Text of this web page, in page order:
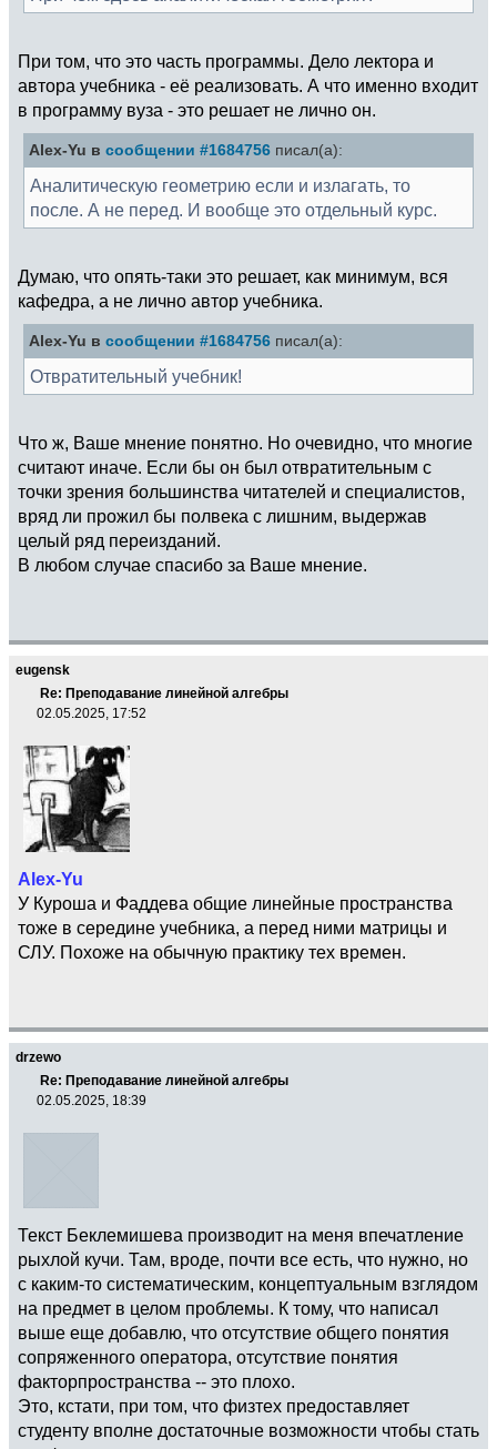
При том, что это часть программы. Дело лектора и
автора учебника - её реализовать. А что именно входит
в программу вуза - это решает не лично он.
Alex-Yu в сообщении #1684756 писал(а):
Аналитическую геометрию если и излагать, то
после. А не перед. И вообще это отдельный курс.
Думаю, что опять-таки это решает, как минимум, вся
кафедра, а не лично автор учебника.
Alex-Yu в сообщении #1684756 писал(а):
Отвратительный учебник!
Что ж, Ваше мнение понятно. Но очевидно, что многие
считают иначе. Если бы он был отвратительным с
точки зрения большинства читателей и специалистов,
вряд ли прожил бы полвека с лишним, выдержав
целый ряд переизданий.
В любом случае спасибо за Ваше мнение.
eugensk
Re: Преподавание линейной алгебры
02.05.2025, 17:52
Alex-Yu
У Куроша и Фаддева общие линейные пространства
тоже в середине учебника, а перед ними матрицы и
СЛУ. Похоже на обычную практику тех времен.
drzewo
Re: Преподавание линейной алгебры
02.05.2025, 18:39
Текст Беклемишева производит на меня впечатление
рыхлой кучи. Там, вроде, почти все есть, что нужно, но
с каким-то систематическим, концептуальным взглядом
на предмет в целом проблемы. К тому, что написал
выше еще добавлю, что отсутствие общего понятия
сопряженного оператора, отсутствие понятия
факторпространства -- это плохо.
Это, кстати, при том, что физтех предоставляет
студенту вполне достаточные возможности чтобы стать